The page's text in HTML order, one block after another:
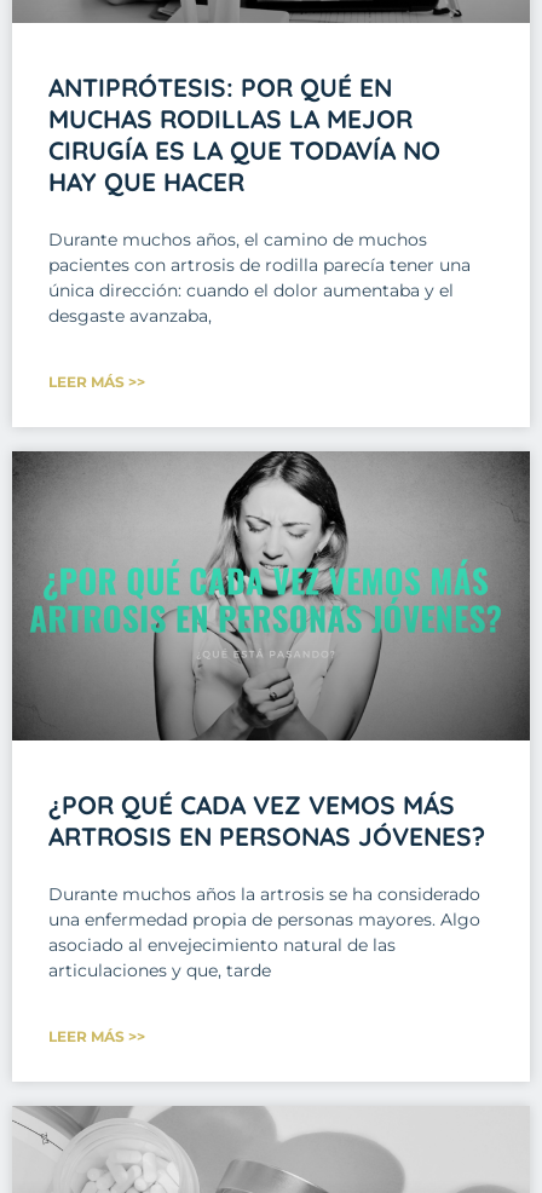
ANTIPRÓTESIS: POR QUÉ EN
MUCHAS RODILLAS LA MEJOR
CIRUGÍA ES LA QUE TODAVÍA NO
HAY QUE HACER
Durante muchos años, el camino de muchos
pacientes con artrosis de rodilla parecía tener una
única dirección: cuando el dolor aumentaba y el
desgaste avanzaba,
LEER MÁS >>
¿POR QUÉ CADA VEZ VEMOS MÁS
ARTROSIS EN PERSONAS JÓVENES?
Durante muchos años la artrosis se ha considerado
una enfermedad propia de personas mayores. Algo
asociado al envejecimiento natural de las
articulaciones y que, tarde
LEER MÁS >>